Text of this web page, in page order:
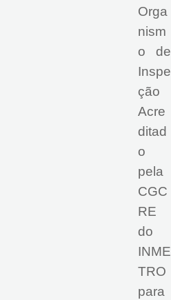
Orga
nism
o de
Inspe
ção
Acre
ditad
o
pela
CGC
RE
do
INME
TRO
para